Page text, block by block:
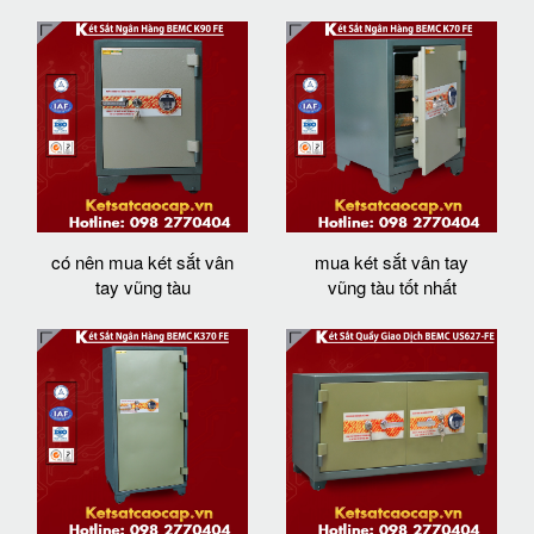
có nên mua két sắt vân
tay vũng tàu
mua két sắt vân tay
vũng tàu tốt nhất